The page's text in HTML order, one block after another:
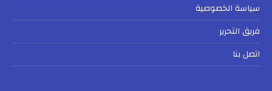
سياسة الخصوصية
فريق التحرير
اتصل بنا